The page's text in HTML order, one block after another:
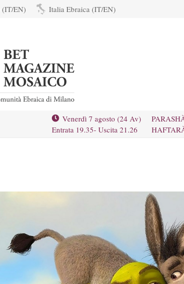
(IT/EN) Italia Ebraica (IT/EN)
Venerdì 7 agosto (24 Av)
Entrata 19.35- Uscita 21.26